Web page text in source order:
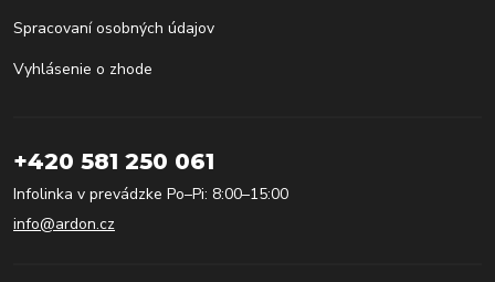
Spracovaní osobných údajov
Vyhlásenie o zhode
+420 581 250 061
Infolinka v prevádzke Po–Pi: 8:00–15:00
info@ardon.cz